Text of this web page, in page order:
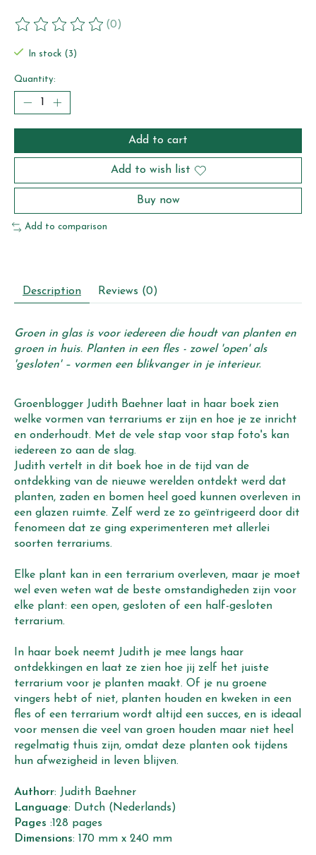
The rating of this product is
(0)
In stock (3)
Quantity:
Add to cart
Add to wish list
Buy now
Add to comparison
Description Reviews (0)
Groen in glas is voor iedereen die houdt van planten en
groen in huis. Planten in een fles - zowel 'open' als
'gesloten' – vormen een blikvanger in je interieur.
Groenblogger Judith Baehner laat in haar boek zien
welke vormen van terrariums er zijn en hoe je ze inricht
en onderhoudt. Met de vele stap voor stap foto's kan
iedereen zo aan de slag.
Judith vertelt in dit boek hoe in de tijd van de
ontdekking van de nieuwe werelden ontdekt werd dat
planten, zaden en bomen heel goed kunnen overleven in
een glazen ruimte. Zelf werd ze zo geïntrigeerd door dit
fenomeen dat ze ging experimenteren met allerlei
soorten terrariums.
Elke plant kan in een terrarium overleven, maar je moet
wel even weten wat de beste omstandigheden zijn voor
elke plant: een open, gesloten of een half-gesloten
terrarium.
In haar boek neemt Judith je mee langs haar
ontdekkingen en laat ze zien hoe jij zelf het juiste
terrarium voor je planten maakt. Of je nu groene
vingers hebt of niet, planten houden en kweken in een
fles of een terrarium wordt altijd een succes, en is ideaal
voor mensen die veel van groen houden maar niet heel
regelmatig thuis zijn, omdat deze planten ook tijdens
hun afwezigheid in leven blijven.
Authorr: Judith Baehner
Language: Dutch (Nederlands)
Pages :128 pages
Dimensions: 170 mm x 240 mm